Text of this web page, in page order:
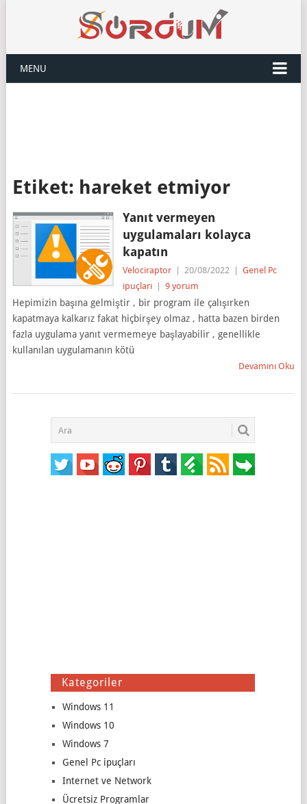
MENU
Etiket: hareket etmiyor
Yanıt vermeyen
uygulamaları kolayca
kapatın
Velociraptor 20/08/2022
Genel Pc
ipuçları
9 yorum
Hepimizin başına gelmiştir , bir program ile çalışırken
kapatmaya kalkarız fakat hiçbirşey olmaz , hatta bazen birden
fazla uygulama yanıt vermemeye başlayabilir , genellikle
kullanılan uygulamanın kötü
Devamını Oku
Kategoriler
Windows 11
Windows 10
Windows 7
Genel Pc ipuçları
Internet ve Network
Ücretsiz Programlar